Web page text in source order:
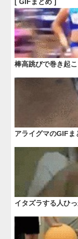
棒高跳びで巻き起
アライグマのGIFま
イタズラする人ひ